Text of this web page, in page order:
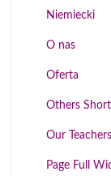
Niemiecki
O nas
Oferta
Others
Our Teachers
Page Full